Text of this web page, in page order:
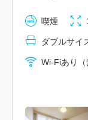
喫煙
ダブルサイ
Wi-Fiあり（